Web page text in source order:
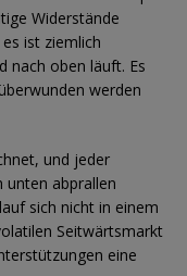
Widerstände
ist ziemlich
nach oben läuft. Es
werden
und jeder
unten abprallen
sich nicht in einem
Seitwärtsmarkt
eine